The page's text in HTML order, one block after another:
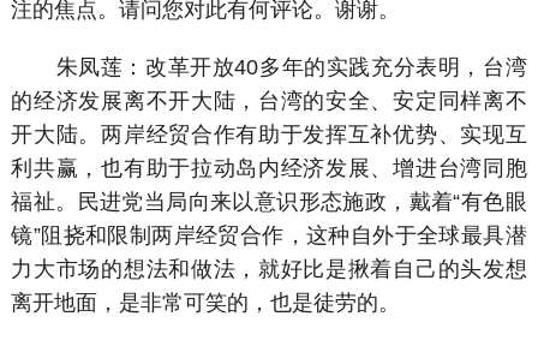
注的焦点。请问您对此有何评论。谢谢。
朱凤莲：改革开放40多年的实践充分表明，台湾
的经济发展离不开大陆，台湾的安全、安定同样离不
开大陆。两岸经贸合作有助于发挥互补优势、实现互
利共赢，也有助于拉动岛内经济发展、增进台湾同胞
福祉。民进党当局向来以意识形态施政，戴着“有色眼
镜”阻挠和限制两岸经贸合作，这种自外于全球最具潜
力大市场的想法和做法，就好比是揪着自己的头发想
离开地面，是非常可笑的，也是徒劳的。